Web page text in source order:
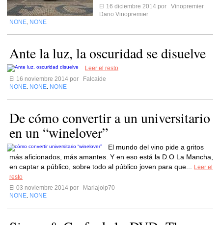
El 16 diciembre 2014 por
Vinopremier
Dario Vinopremier
NONE NONE
Ante la luz, la oscuridad se disuelve
Leer el resto
El 16 noviembre 2014 por
Falcaide
NONE NONE NONE
De cómo convertir a un universitario
en un “winelover”
El mundo del vino pide a gritos
más aficionados, más amantes. Y en eso está la D.O La Mancha,
en captar a público, sobre todo al público joven para que...
Leer el
resto
El 03 noviembre 2014 por
Mariajolp70
NONE NONE